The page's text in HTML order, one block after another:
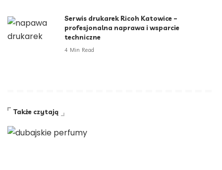
Serwis drukarek Ricoh Katowice –
profesjonalna naprawa i wsparcie
techniczne
4 Min Read
Także czytają